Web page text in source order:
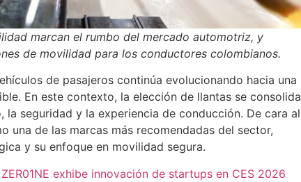
marcan el rumbo del mercado automotriz, y
de movilidad para los conductores colombianos.
de pasajeros continúa evolucionando hacia una
En este contexto, la elección de llantas se consolida
seguridad y la experiencia de conducción. De cara al
una de las marcas más recomendadas del sector,
y su enfoque en movilidad segura.
exhibe innovación de startups en CES 2026